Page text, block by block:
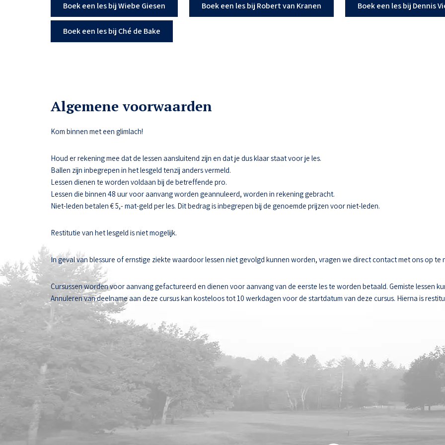
Boek een les bij Wiebe Giesen Boek een les bij Robert van Kranen Boek een les bij Dennis
Boek een les bij Ché de Bake
Algemene voorwaarden
Kom binnen met een glimlach!
Houd er rekening mee dat de lessen aansluitend zijn en dat je dus klaar staat voor je les.
Ballen zijn inbegrepen in het lesgeld tenzij anders vermeld.
Lessen dienen te worden voldaan bij de betreffende pro.
Lessen die binnen 48 uur voor aanvang worden geannuleerd, worden in rekening gebracht.
Niet-leden betalen € 5,- mat-geld per les. Dit bedrag is inbegrepen bij de genoemde prijzen voor niet-leden.
Restitutie van het lesgeld is niet mogelijk.
In geval van blessure of ernstige ziekte waardoor lessen niet gevolgd kunnen worden, vragen we direct contact met ons op te
Cursussen worden voor aanvang gefactureerd en dienen voor aanvang van de eerste les te worden betaald. Gemiste lessen
Annuleren van deelname aan deze cursus kan kosteloos tot 10 werkdagen voor de startdatum van deze cursus. Hierna is